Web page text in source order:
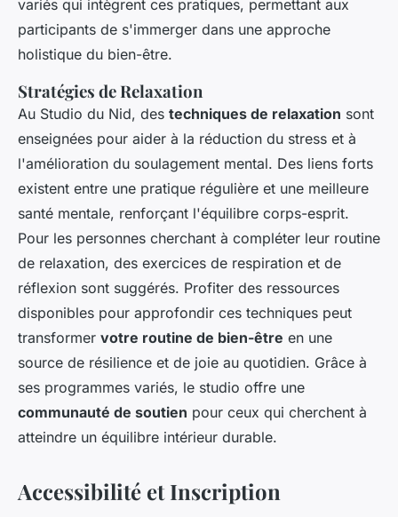
variés qui intègrent ces pratiques, permettant aux
participants de s'immerger dans une approche
holistique du bien-être.
Stratégies de Relaxation
Au Studio du Nid, des techniques de relaxation sont
enseignées pour aider à la réduction du stress et à
l'amélioration du soulagement mental. Des liens forts
existent entre une pratique régulière et une meilleure
santé mentale, renforçant l'équilibre corps-esprit.
Pour les personnes cherchant à compléter leur routine
de relaxation, des exercices de respiration et de
réflexion sont suggérés. Profiter des ressources
disponibles pour approfondir ces techniques peut
transformer votre routine de bien-être en une
source de résilience et de joie au quotidien. Grâce à
ses programmes variés, le studio offre une
communauté de soutien pour ceux qui cherchent à
atteindre un équilibre intérieur durable.
Accessibilité et Inscription